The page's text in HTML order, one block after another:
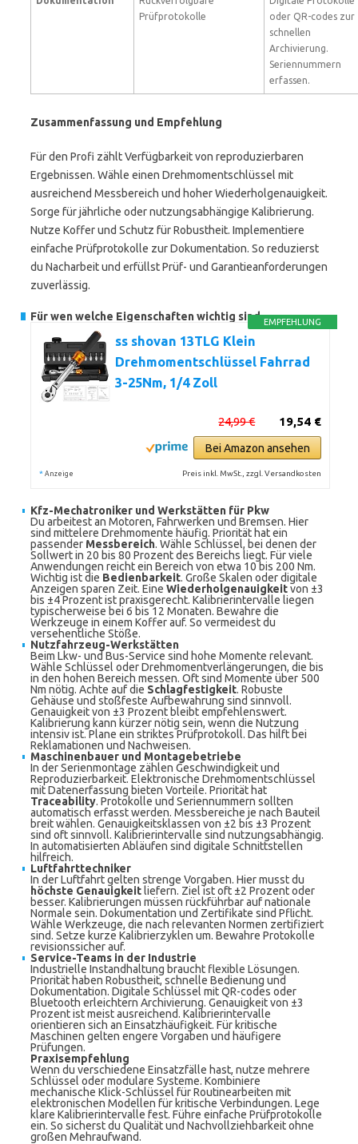
Prüfprotokolle
oder QR-codes zur
schnellen
Archivierung.
Seriennummern
erfassen.
Zusammenfassung und Empfehlung
Für den Profi zählt Verfügbarkeit von reproduzierbaren
Ergebnissen. Wähle einen Drehmomentschlüssel mit
ausreichend Messbereich und hoher Wiederholgenauigkeit.
Sorge für jährliche oder nutzungsabhängige Kalibrierung.
Nutze Koffer und Schutz für Robustheit. Implementiere
einfache Prüfprotokolle zur Dokumentation. So reduzierst
du Nacharbeit und erfüllst Prüf- und Garantieanforderungen
zuverlässig.
Für wen welche Eigenschaften wichtig sind EMPFEHLUNG
ss shovan 13TLG Klein
Drehmomentschlüssel Fahrrad
3-25Nm, 1/4 Zoll
19,54 €
24,99 €
Bei Amazon ansehen
* Anzeige Preis inkl. MwSt., zzgl. Versandkosten
Kfz-Mechatroniker und Werkstätten für Pkw
Du arbeitest an Motoren, Fahrwerken und Bremsen. Hier
sind mittelere Drehmomente häufig. Priorität hat ein
passender Messbereich. Wähle Schlüssel, bei denen der
Sollwert in 20 bis 80 Prozent des Bereichs liegt. Für viele
Anwendungen reicht ein Bereich von etwa 10 bis 200 Nm.
Wichtig ist die Bedienbarkeit. Große Skalen oder digitale
Anzeigen sparen Zeit. Eine Wiederholgenauigkeitvon ±3
bis ±4 Prozent ist praxisgerecht. Kalibrierintervalle liegen
typischerweise bei 6 bis 12 Monaten. Bewahre die
Werkzeuge in einem Koffer auf. So vermeidest du
versehentliche Stöße.
Nutzfahrzeug-Werkstätten
Beim Lkw- und Bus-Service sind hohe Momente relevant.
Wähle Schlüssel oder Drehmomentverlängerungen, die bis
in den hohen Bereich messen. Oft sind Momente über 500
Nm nötig. Achte auf die Schlagfestigkeit. Robuste
Gehäuse und stoßfeste Aufbewahrung sind sinnvoll.
Genauigkeit von ±3 Prozent bleibt empfehlenswert.
Kalibrierung kann kürzer nötig sein, wenn die Nutzung
intensiv ist. Plane ein striktes Prüfprotokoll. Das hilft bei
Reklamationen und Nachweisen.
Maschinenbauer und Montagebetriebe
In der Serienmontage zählen Geschwindigkeit und
Reproduzierbarkeit. Elektronische Drehmomentschlüssel
mit Datenerfassung bieten Vorteile. Priorität hat
Traceability. Protokolle und Seriennummern sollten
automatisch erfasst werden. Messbereiche je nach Bauteil
breit wählen. Genauigkeitsklassen von ±2 bis ±3 Prozent
sind oft sinnvoll. Kalibrierintervalle sind nutzungsabhängig.
In automatisierten Abläufen sind digitale Schnittstellen
hilfreich.
Luftfahrttechniker
In der Luftfahrt gelten strenge Vorgaben. Hier musst du
höchste Genauigkeit liefern. Ziel ist oft ±2 Prozent oder
besser. Kalibrierungen müssen rückführbar auf nationale
Normale sein. Dokumentation und Zertifikate sind Pflicht.
Wähle Werkzeuge, die nach relevanten Normen zertifiziert
sind. Setze kurze Kalibrierzyklen um. Bewahre Protokolle
revisionssicher auf.
Service-Teams in der Industrie
Industrielle Instandhaltung braucht flexible Lösungen.
Priorität haben Robustheit, schnelle Bedienung und
Dokumentation. Digitale Schlüssel mit QR-codes oder
Bluetooth erleichtern Archivierung. Genauigkeit von ±3
Prozent ist meist ausreichend. Kalibrierintervalle
orientieren sich an Einsatzhäufigkeit. Für kritische
Maschinen gelten engere Vorgaben und häufigere
Prüfungen.
Praxisempfehlung
Wenn du verschiedene Einsatzfälle hast, nutze mehrere
Schlüssel oder modulare Systeme. Kombiniere
mechanische Klick-Schlüssel für Routinearbeiten mit
elektronischen Modellen für kritische Verbindungen. Lege
klare Kalibrierintervalle fest. Führe einfache Prüfprotokolle
ein. So sicherst du Qualität und Nachvollziehbarkeit ohne
großen Mehraufwand.